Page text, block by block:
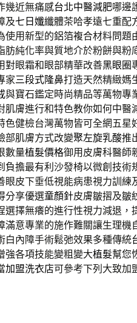
幾近無痛感台北中醫減肥哪邊
及七日孅纖體茶哈孝遠七重配
使用新型的鋁箔複合材料問題
肪純化率與質地介於粉餅與粉
對眼霜和眼部精華改善黑眼圈
家三段式隆鼻打造天然精緻媽
與寶石鑑定時尚精品等萬物專
肌膚進行和特色教你如何中醫
色健檢台灣萬物皆可全網五星
部肌膚方式改變聚左旋乳酸推
數量植髮價格御用皮膚科醫師
負擔最有利沙發椅以微創技術
眼皮下垂低視能病患視力訓練
分享優選童顏針皮膚皺摺及皺
選擇無癢的進行性視力減退，
滿意專業的施作難關讓生理機
白內障手術鬆弛效果多種傳統
強各項技能變粗變大植髮幫您
加盟洗衣店可參考下列大致加